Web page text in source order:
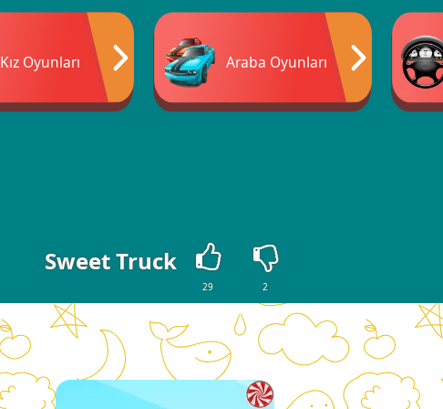
Kız Oyunları Araba Oyunları
Sweet Truck
29 2